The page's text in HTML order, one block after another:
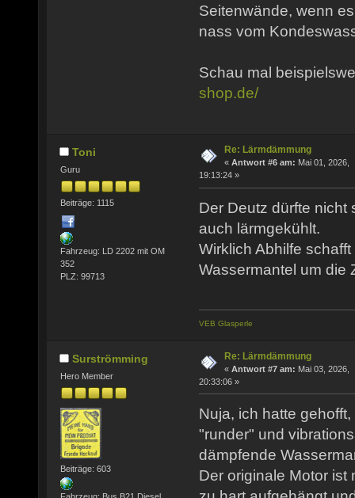
Seitenwände, wenn
nass vom
Schau mal
shop.de/
Toni
Guru
Beiträge: 1115
Fahrzeug: LD 2202 mit OM
352
PLZ: 99713
Re: Lärmdämmung
« Antwort #6 am: Mai 01, 2026,
19:13:24 »
Der Deutz dürfte nicht
auch lärmgekühlt.
Wirklich Abhilfe
Wassermantel um
VEB Glasperle
Surströmming
Hero Member
Beiträge: 603
Re: Lärmdämmung
« Antwort #7 am: Mai 03, 2026,
20:33:06 »
Nuja, ich hatte
"runder" und
dämpfende
Der originale Motor ist